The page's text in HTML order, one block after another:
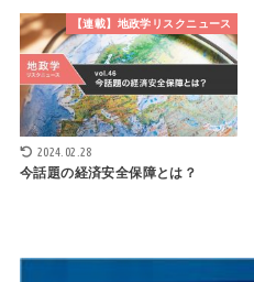
【連載】地政学リスクニュース
2024.02.28
今話題の経済安全保障とは？